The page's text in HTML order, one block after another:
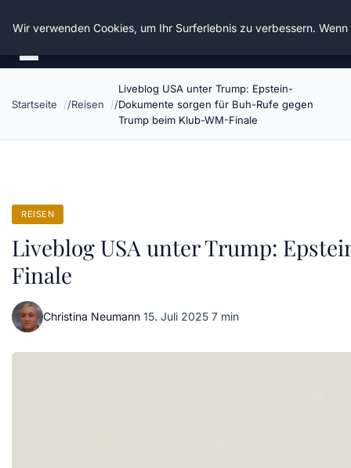
Die Schnitter
Startseite Reisen
Liveblog USA unter Trump: Epstein-
Dokumente sorgen für Buh-Rufe gegen
Trump beim Klub-WM-Finale
REISEN
Liveblog USA unter Trump:
Finale
Christina Neumann·15. Juli 2025·7 min
Wir verwenden Cookies, um Ihr Surferlebnis zu verbessern.